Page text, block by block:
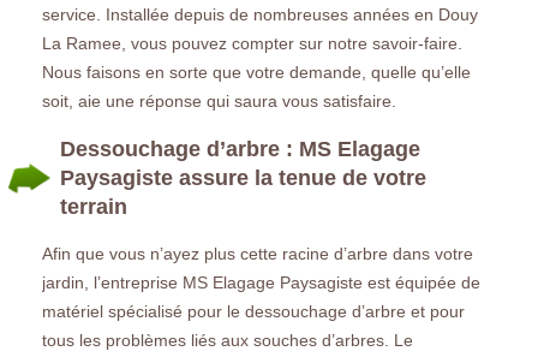
service. Installée depuis de nombreuses années en Douy
La Ramee, vous pouvez compter sur notre savoir-faire.
Nous faisons en sorte que votre demande, quelle qu’elle
soit, aie une réponse qui saura vous satisfaire.
Dessouchage d’arbre : MS Elagage
Paysagiste assure la tenue de votre
terrain
Afin que vous n’ayez plus cette racine d’arbre dans votre
jardin, l’entreprise MS Elagage Paysagiste est équipée de
matériel spécialisé pour le dessouchage d’arbre et pour
tous les problèmes liés aux souches d’arbres. Le